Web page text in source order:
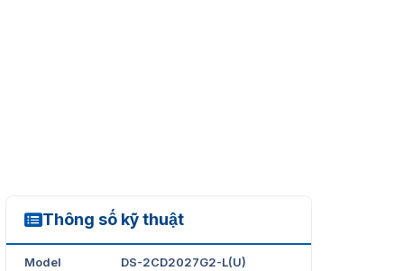
Thông số kỹ thuật
DS-2CD2027G2-L(U)
Model DS-2CD2027G2-L(U)